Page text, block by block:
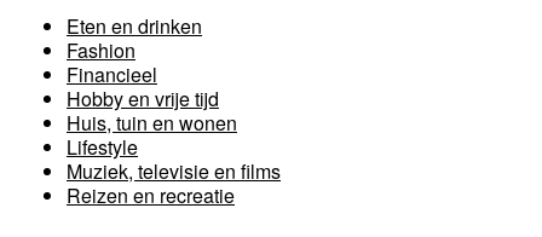
Eten en drinken
Fashion
Financieel
Hobby en vrije tijd
Huis, tuin en wonen
Lifestyle
Muziek, televisie en films
Reizen en recreatie